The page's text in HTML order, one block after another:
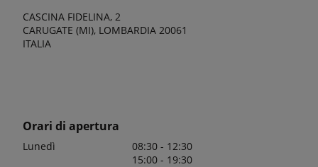
CASCINA FIDELINA, 2
CARUGATE (MI), LOMBARDIA 20061
ITALIA
Orari di apertura
Lunedì
08:30 - 12:30
15:00 - 19:30